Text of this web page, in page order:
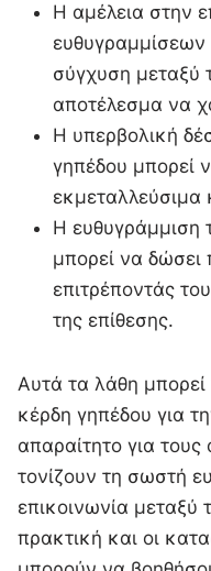
Η αμέλεια στην
ευθυγραμμίσεων
σύγχυση μεταξύ
αποτέλεσμα να
Η υπερβολική
γηπέδου μπορεί
εκμεταλλεύσιμα
Η ευθυγράμμιση
μπορεί να δώσει
επιτρέποντάς
της επίθεσης.
Αυτά τα λάθη
κέρδη γηπέδου για
απαραίτητο για
τονίζουν τη σωστή
επικοινωνία
πρακτική και οι